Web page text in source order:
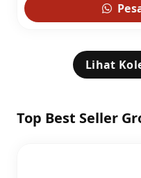
Lihat
Top Best Seller